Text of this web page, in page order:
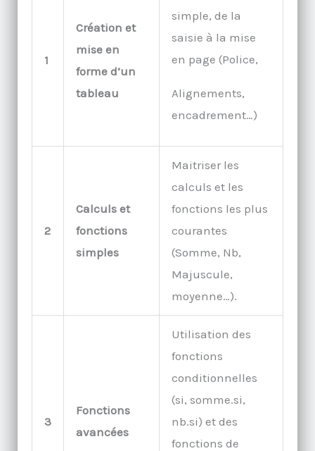
1
Création et
mise en
forme d’un
tableau
simple, de la
saisie à la mise
en page (Police,
Alignements,
encadrement…)
2
Calculs et
fonctions
simples
Maitriser les
calculs et les
fonctions les plus
courantes
(Somme, Nb,
Majuscule,
moyenne…).
3
Fonctions
avancées
Utilisation des
fonctions
conditionnelles
(si, somme.si,
nb.si) et des
fonctions de